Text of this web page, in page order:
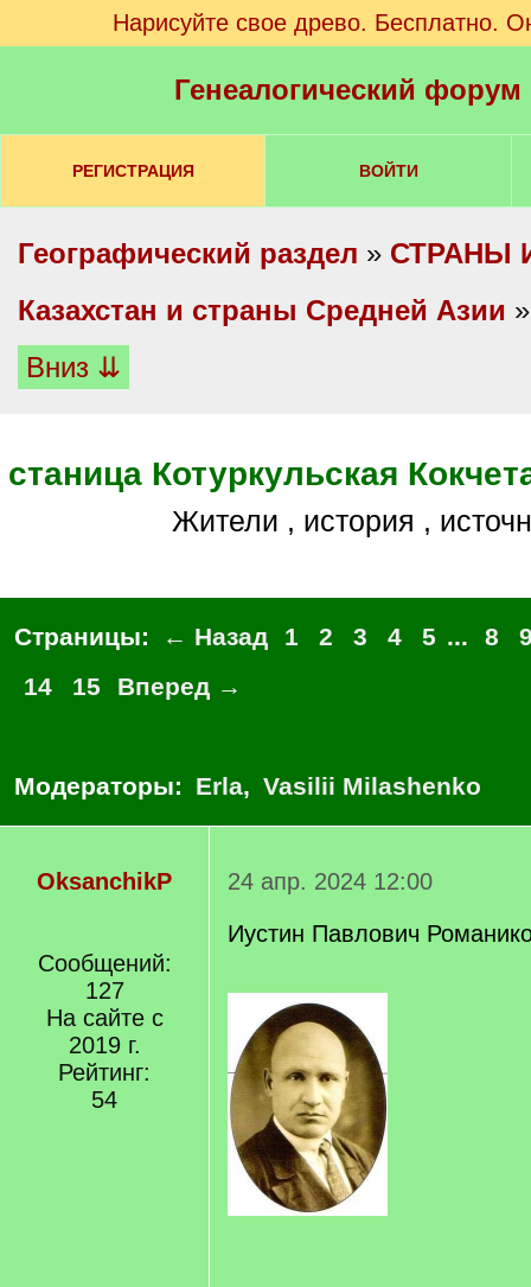
Нарисуйте свое древо. Бесплатно.
Генеалогический
РЕГИСТРАЦИЯ ВОЙТИ
Географический раздел » СТРАНЫ
Казахстан и страны Средней Азии
Вниз ⇊
станица Котуркульская
Жители , история ,
Страницы: ← Назад 1 2 3 4 5 ... 8
14
15 Вперед →
Модераторы: Erla, Vasilii Milashenko
OksanchikP
Сообщений:
127
На сайте с
2019 г.
Рейтинг:
54
24 апр. 2024 12:00
Иустин Павлович